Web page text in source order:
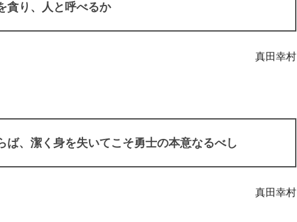
貪り、人と呼べるか
真田幸村
ば、潔く身を失いてこそ勇士の本意なるべし
真田幸村